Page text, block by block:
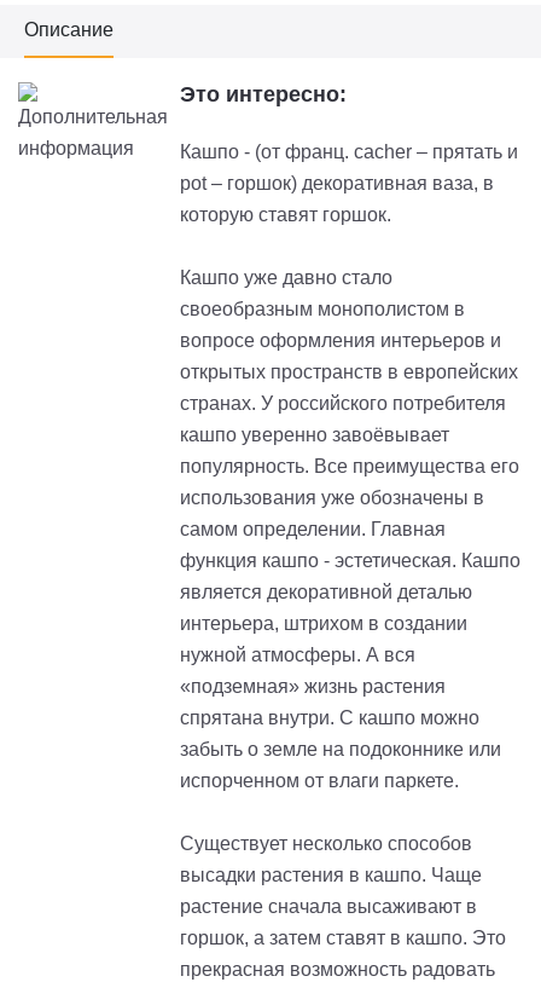
Описание
Это интересно:
Кашпо - (от франц. cacher – прятать и
pot – горшок) декоративная ваза, в
которую ставят горшок.
Кашпо уже давно стало
своеобразным монополистом в
вопросе оформления интерьеров и
открытых пространств в европейских
странах. У российского потребителя
кашпо уверенно завоёвывает
популярность. Все преимущества его
использования уже обозначены в
самом определении. Главная
функция кашпо - эстетическая. Кашпо
является декоративной деталью
интерьера, штрихом в создании
нужной атмосферы. А вся
«подземная» жизнь растения
спрятана внутри. С кашпо можно
забыть о земле на подоконнике или
испорченном от влаги паркете.
Существует несколько способов
высадки растения в кашпо. Чаще
растение сначала высаживают в
горшок, а затем ставят в кашпо. Это
прекрасная возможность радовать